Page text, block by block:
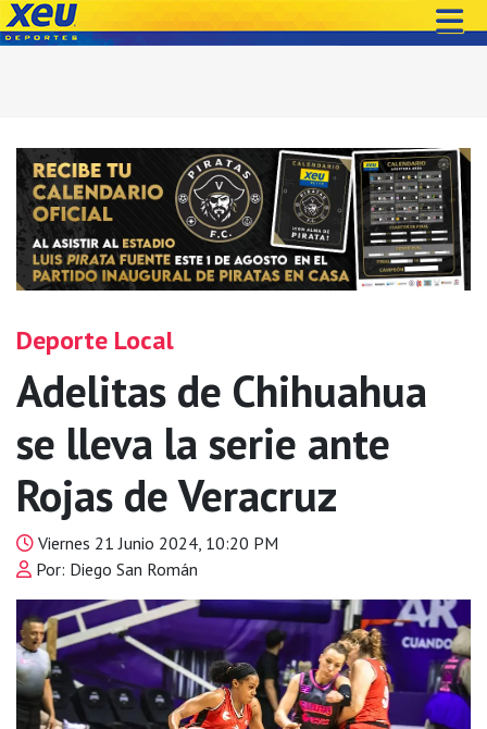
Deporte Local
Adelitas de Chihuahua
se lleva la serie ante
Rojas de Veracruz
Viernes 21 Junio 2024, 10:20 PM
Por: Diego San Román